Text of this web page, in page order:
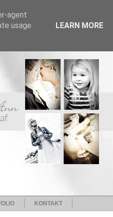
KONTAKT
agent
usage
LEARN MORE